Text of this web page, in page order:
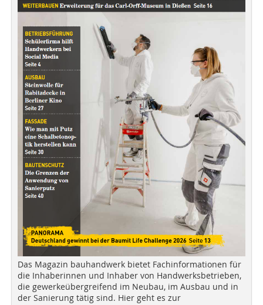
Das Magazin bauhandwerk bietet Fachinformationen für
die Inhaberinnen und Inhaber von Handwerksbetrieben,
die gewerkeübergreifend im Neubau, im Ausbau und in
der Sanierung tätig sind. Hier geht es zur